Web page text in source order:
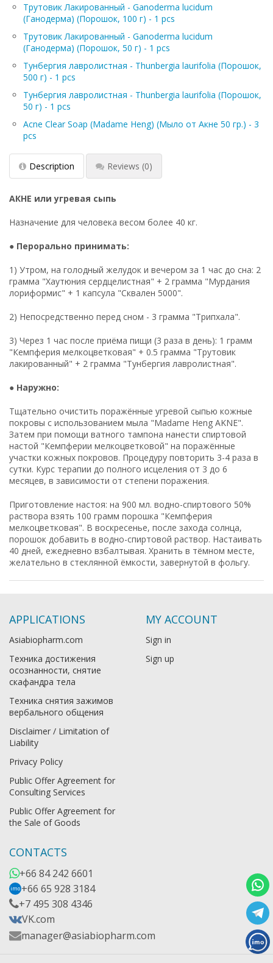
Трутовик Лакированный - Ganoderma lucidum
(Ганодерма) (Порошок, 100 г) - 1 pcs
Трутовик Лакированный - Ganoderma lucidum
(Ганодерма) (Порошок, 50 г) - 1 pcs
Тунбергия лавролистная - Thunbergia laurifolia (Порошок,
500 г) - 1 pcs
Тунбергия лавролистная - Thunbergia laurifolia (Порошок,
50 г) - 1 pcs
Acne Clear Soap (Madame Heng) (Мыло от Акне 50 гр.) - 3
pcs
Description Reviews (0)
АКНЕ или угревая сыпь
Назначение для человека весом более 40 кг.
● Перорально принимать:
1) Утром, на голодный желудок и вечером за 1 час до сна: 2
грамма "Хаутюния сердцелистная" + 2 грамма "Мурдания
лориформис" + 1 капсула "Сквален 5000".
2) Непосредственно перед сном - 3 грамма "Трипхала".
3) Через 1 час после приёма пищи (3 раза в день): 1 грамм
"Кемпферия мелкоцветковая" + 0.5 грамма "Трутовик
лакированный" + 2 грамма "Тунбергия лавролистная".
● Наружно:
Тщательно очистить поражённые угревой сыпью кожные
покровы с использованием мыла "Madame Heng AKNE".
Затем при помощи ватного тампона нанести спиртовой
настой "Кемпферии мелкоцветковой" на поражённые
участки кожных покровов. Процедуру повторить 3-4 раза в
сутки. Курс терапии до полного исцеления от 3 до 6
месяцев, в зависимости от степени поражения.
Приготовление настоя: на 900 мл. водно-спиртового 50%
раствора взять 100 грамм порошка "Кемпферия
мелкоцветковая". В воскресенье, после захода солнца,
порошок добавить в водно-спиртовой раствор. Настаивать
40 дней, ежедневно взбалтывая. Хранить в тёмном месте,
желательно в стеклянной ёмкости, завернутой в фольгу.
APPLICATIONS
Asiabiopharm.com
Техника достижения
осознанности, снятие
скафандра тела
Техника снятия зажимов
вербального общения
Disclaimer / Limitation of
Liability
Privacy Policy
Public Offer Agreement for
Consulting Services
Public Offer Agreement for
the Sale of Goods
MY ACCOUNT
Sign in
Sign up
CONTACTS
+66 84 242 6601
imo +66 65 928 3184
+7 495 308 4346
VK.com
manager@asiabiopharm.com